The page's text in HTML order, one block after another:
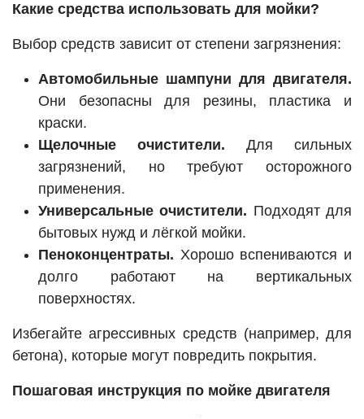
Какие средства использовать для мойки?
Выбор средств зависит от степени загрязнения:
Автомобильные шампуни для двигателя.
Они безопасны для резины, пластика и
краски.
Щелочные очистители. Для сильных
загрязнений, но требуют осторожного
применения.
Универсальные очистители. Подходят для
бытовых нужд и лёгкой мойки.
Пеноконцентраты. Хорошо вспениваются и
долго работают на вертикальных
поверхностях.
Избегайте агрессивных средств (например, для
бетона), которые могут повредить покрытия.
Пошаговая инструкция по мойке двигателя